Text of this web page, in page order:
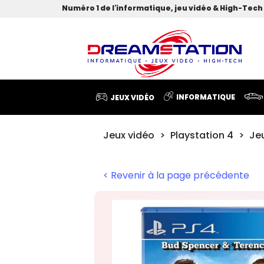
Numéro 1 de l'informatique, jeu vidéo & High-Tech
JEUX VIDÉO INFORMATIQUE
Jeux vidéo Playstation 4
< Revenir à la page précédente